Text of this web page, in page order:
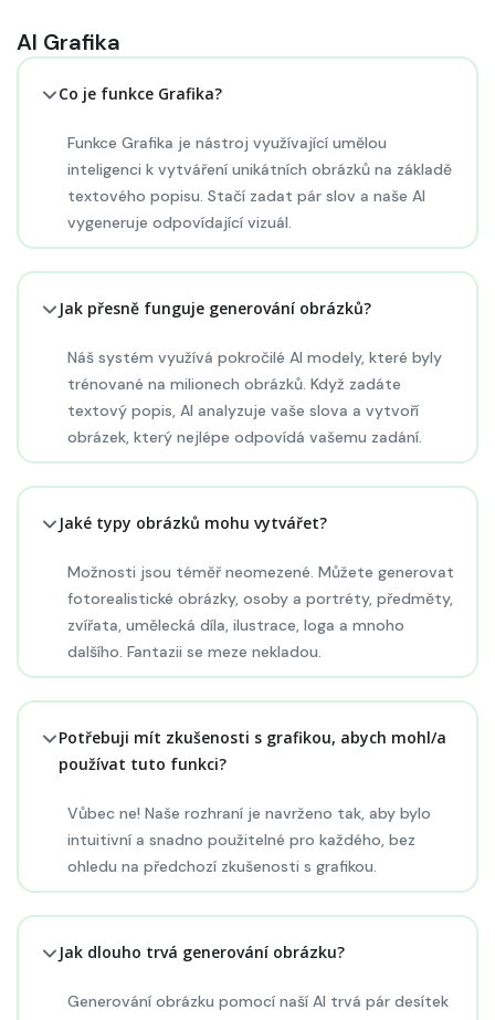
AI Grafika
Co je funkce Grafika?
Funkce Grafika je nástroj využívající umělou
inteligenci k vytváření unikátních obrázků na základě
textového popisu. Stačí zadat pár slov a naše AI
vygeneruje odpovídající vizuál.
Jak přesně funguje generování obrázků?
Náš systém využívá pokročilé AI modely, které byly
trénované na milionech obrázků. Když zadáte
textový popis, AI analyzuje vaše slova a vytvoří
obrázek, který nejlépe odpovídá vašemu zadání.
Jaké typy obrázků mohu vytvářet?
Možnosti jsou téměř neomezené. Můžete generovat
fotorealistické obrázky, osoby a portréty, předměty,
zvířata, umělecká díla, ilustrace, loga a mnoho
dalšího. Fantazii se meze nekladou.
Potřebuji mít zkušenosti s grafikou, abych mohl/a
používat tuto funkci?
Vůbec ne! Naše rozhraní je navrženo tak, aby bylo
intuitivní a snadno použitelné pro každého, bez
ohledu na předchozí zkušenosti s grafikou.
Jak dlouho trvá generování obrázku?
Generování obrázku pomocí naší AI trvá pár desítek